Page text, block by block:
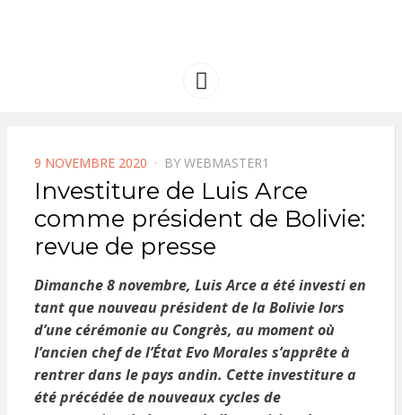
AMERIQUE
Menu
POSTED
ON
9 NOVEMBRE 2020 BY WEBMASTER1
Investiture de Luis Arce
comme président de Bolivie:
revue de presse
Dimanche 8 novembre, Luis Arce a été investi en
tant que nouveau président de la Bolivie lors
d’une cérémonie au Congrès, au moment où
l’ancien chef de l’État Evo Morales s’apprête à
rentrer dans le pays andin. Cette investiture a
été précédée de nouveaux cycles de